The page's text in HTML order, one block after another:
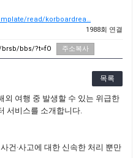
read/korboardrea…
1988회 연결
bbs/?t=fO 주소복사
목록
외 여행 중 발생할 수 있는 위급한
서비스를 소개합니다.
건·사고에 대한 신속한 처리 뿐만